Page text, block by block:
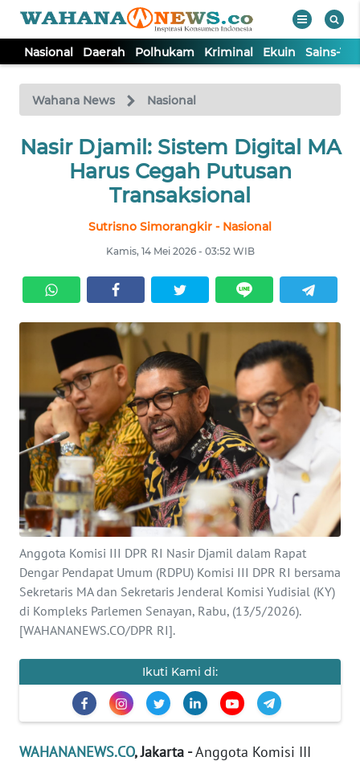
Nasional Daerah Polhukam Kriminal Ekuin Sains-
Wahana News Nasional
Nasir Djamil: Sistem Digital MA
Harus Cegah Putusan
Transaksional
Sutrisno Simorangkir - Nasional
Kamis, 14 Mei 2026 - 03:52 WIB
Anggota Komisi III DPR RI Nasir Djamil dalam Rapat
Dengar Pendapat Umum (RDPU) Komisi III DPR RI bersama
Sekretaris MA dan Sekretaris Jenderal Komisi Yudisial (KY)
di Kompleks Parlemen Senayan, Rabu, (13/5/2026).
[WAHANANEWS.CO/DPR RI].
Ikuti Kami di:
WAHANANEWS.CO, Jakarta -Anggota Komisi III
TV
Tutup
NASIONAL
KRIMINAL
EKUIN
SAINS-TEKNO
KESEHATAN
INTERNASIONAL
SERBA-SERBI
PENDIDIKAN
OLAHRAGA
OPINI
EDITORIAL
Informasi